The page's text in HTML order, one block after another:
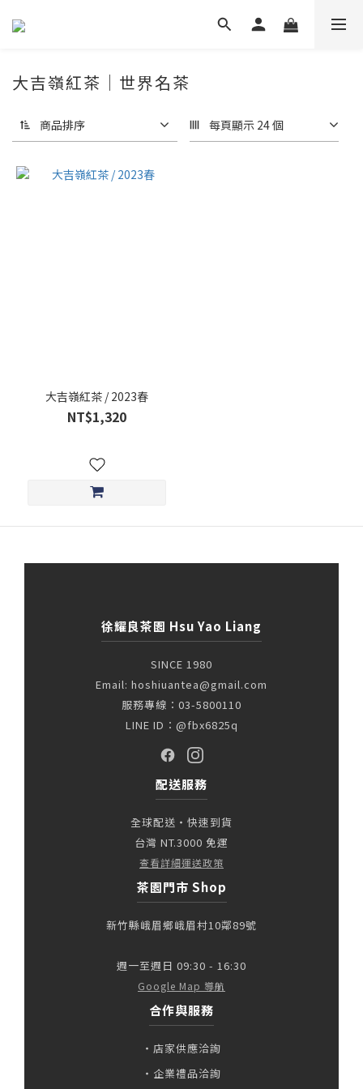
大吉嶺紅茶｜世界名茶
商品排序 每頁顯示 24 個
大吉嶺紅茶 / 2023春
NT$1,320
徐耀良茶園 Hsu Yao Liang
SINCE 1980
Email: hoshiuantea@gmail.com
服務專線：03-5800110
LINE ID：@fbx6825q
配送服務
全球配送・快速到貨
台灣 NT.3000 免運
查看詳細運送政策
茶園門市 Shop
新竹縣峨眉鄉峨眉村10鄰89號
週一至週日 09:30 - 16:30
Google Map 導航
合作與服務
・店家供應洽詢
・企業禮品洽詢